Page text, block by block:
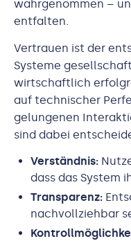
wahrgenommen –
entfalten.
Vertrauen ist der
Systeme
wirtschaftlich
auf technischer
gelungenen
sind dabei
Verständnis:
dass das System
Transparenz:
nachvollziehbar